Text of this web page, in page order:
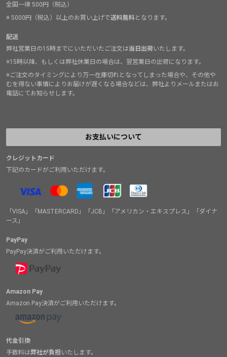
全国一律 500円（税込）
※ 5000円（税込）以上のお買い上げで送料無料となります。
配送
弊社営業日の15時までにいただいたご注文は当日出荷いたします。
※15時以降、もしくは弊社休業日の場合は、翌営業日の出荷になります。
※ご注文のタイミングにより万一在庫切れとなってしまった場合や、その他や
むを得ない事情によりお届けが遅くなる場合などは、弊社よりメールまたはお
電話にてお知らせします。
お支払いについて
クレジットカード
下記のカードがご利用いただけます。
「VISA」「MASTERCARD」「JCB」「アメリカン・エキスプレス」「ダイナ
ース」
PayPay
PayPay決済がご利用いただけます。
Amazon Pay
Amazon Pay決済がご利用いただけます。
代金引換
手数料は弊社が負担 いたします。